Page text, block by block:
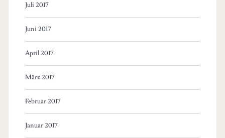
Juli 2017
Juni 2017
April 2017
März 2017
Februar 2017
Januar 2017